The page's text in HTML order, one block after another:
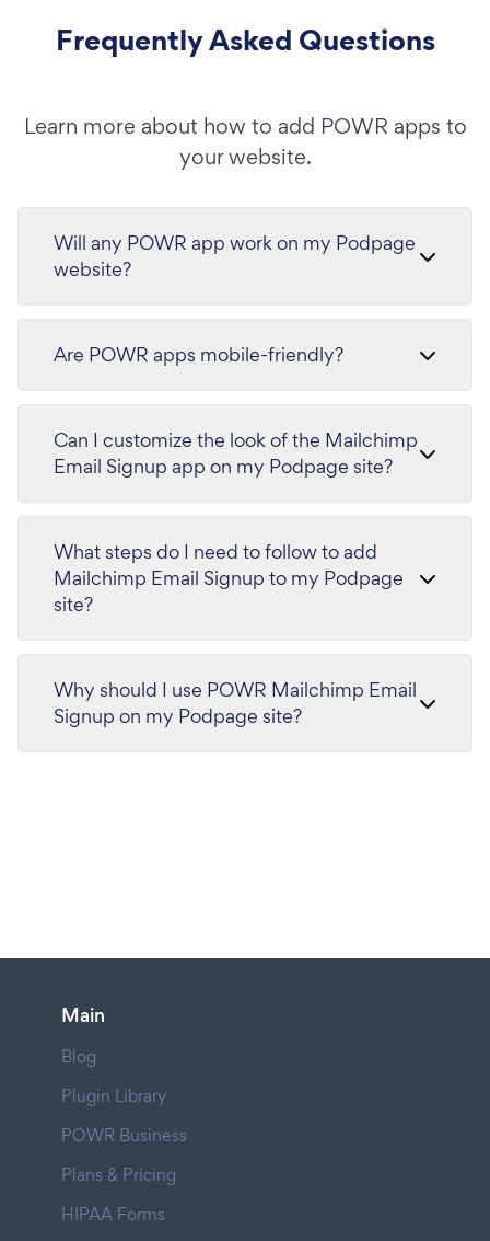
Frequently Asked Questions
Learn more about how to add POWR apps to
your website.
Will any POWR app work on my Podpage
website?
Are POWR apps mobile-friendly?
Can I customize the look of the Mailchimp
Email Signup app on my Podpage site?
What steps do I need to follow to add
Mailchimp Email Signup to my Podpage
site?
Why should I use POWR Mailchimp Email
Signup on my Podpage site?
Main
Blog
Plugin Library
POWR Business
Plans & Pricing
HIPAA Forms